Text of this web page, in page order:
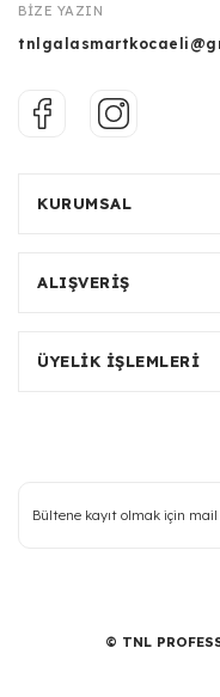
BİZE YAZIN
KURUMSAL
ALIŞVERİŞ
ÜYELİK İŞLEMLERİ
© TNL